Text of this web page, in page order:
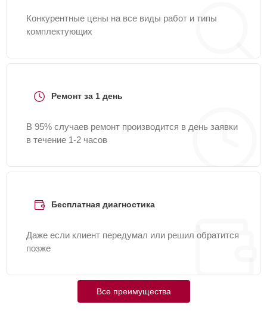
Конкурентные цены на все виды работ и типы
комплектующих
Ремонт за 1 день
В 95% случаев ремонт производится в день заявки
в течение 1-2 часов
Бесплатная диагностика
Даже если клиент передумал или решил обратится
позже
Все преимущества